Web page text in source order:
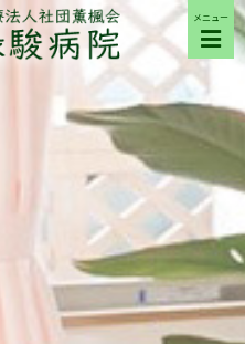
メニュー
ご来院の方へ
病院について
部門紹介
採用希望の方へ